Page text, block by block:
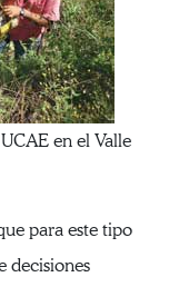
en el Valle
para este tipo
decisiones